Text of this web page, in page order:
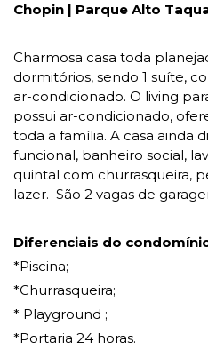
Chopin | Parque Alto
Charmosa casa toda
dormitórios, sendo 1 suíte,
ar-condicionado. O living
possui ar-condicionado,
toda a família. A casa ainda
funcional, banheiro social,
quintal com churrasqueira,
lazer. São 2 vagas de
Diferenciais do
*Piscina;
*Churrasqueira;
* Playground ;
*Portaria 24 horas.